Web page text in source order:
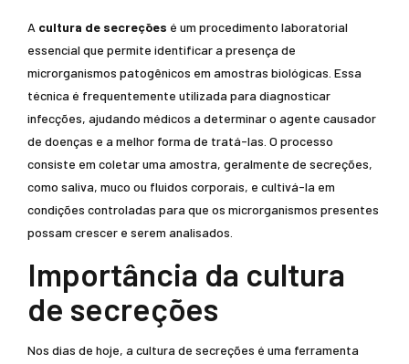
A cultura de secreções é um procedimento laboratorial
essencial que permite identificar a presença de
microrganismos patogênicos em amostras biológicas. Essa
técnica é frequentemente utilizada para diagnosticar
infecções, ajudando médicos a determinar o agente causador
de doenças e a melhor forma de tratá-las. O processo
consiste em coletar uma amostra, geralmente de secreções,
como saliva, muco ou fluidos corporais, e cultivá-la em
condições controladas para que os microrganismos presentes
possam crescer e serem analisados.
Importância da cultura
de secreções
Nos dias de hoje, a cultura de secreções é uma ferramenta